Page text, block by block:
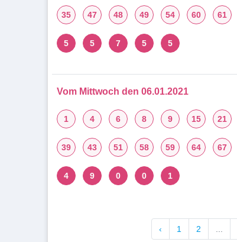
35 47 48 49 54 60 61
5 5 7 5 5
Vom Mittwoch den 06.01.2021
1 4 6 8 9 15 21
39 43 51 58 59 64 67
4 9 0 0 1
‹ 1 2 ...